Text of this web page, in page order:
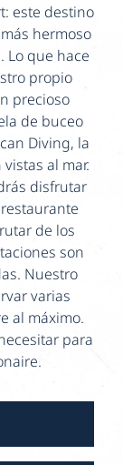
este destino
hermoso
Lo que hace
propio
precioso
de buceo
Diving, la
al mar.
disfrutar
de los
son
Nuestro
varias
al máximo.
para